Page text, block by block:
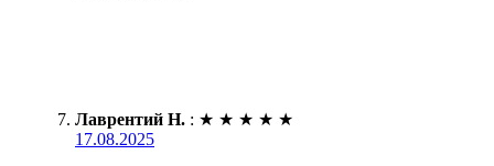
Лаврентий Н. : ★ ★ ★ ★ ★
17.08.2025